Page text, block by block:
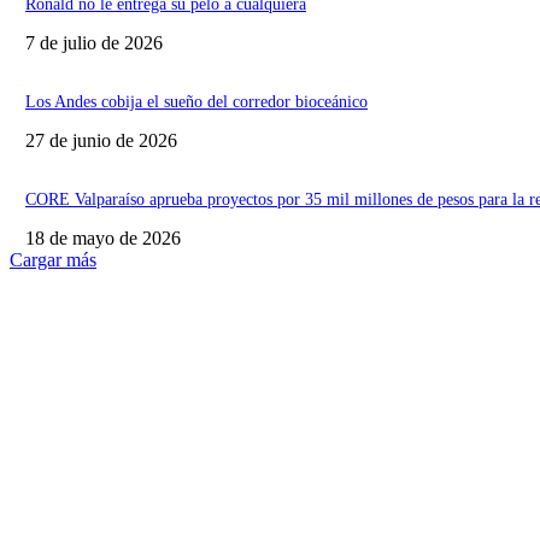
Ronald no le entrega su pelo a cualquiera
7 de julio de 2026
Los Andes cobija el sueño del corredor bioceánico
27 de junio de 2026
CORE Valparaíso aprueba proyectos por 35 mil millones de pesos para la
18 de mayo de 2026
Cargar más